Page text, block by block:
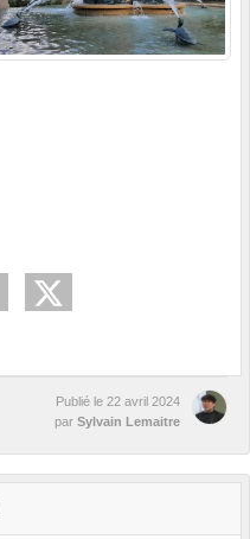
Publié le 22 avril 2024
par Sylvain Lemaitre